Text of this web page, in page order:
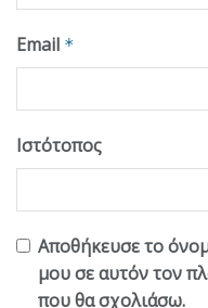
Email *
Ιστότοπος
Αποθήκευσε το
μου σε αυτόν τον
που θα σχολιάσω.